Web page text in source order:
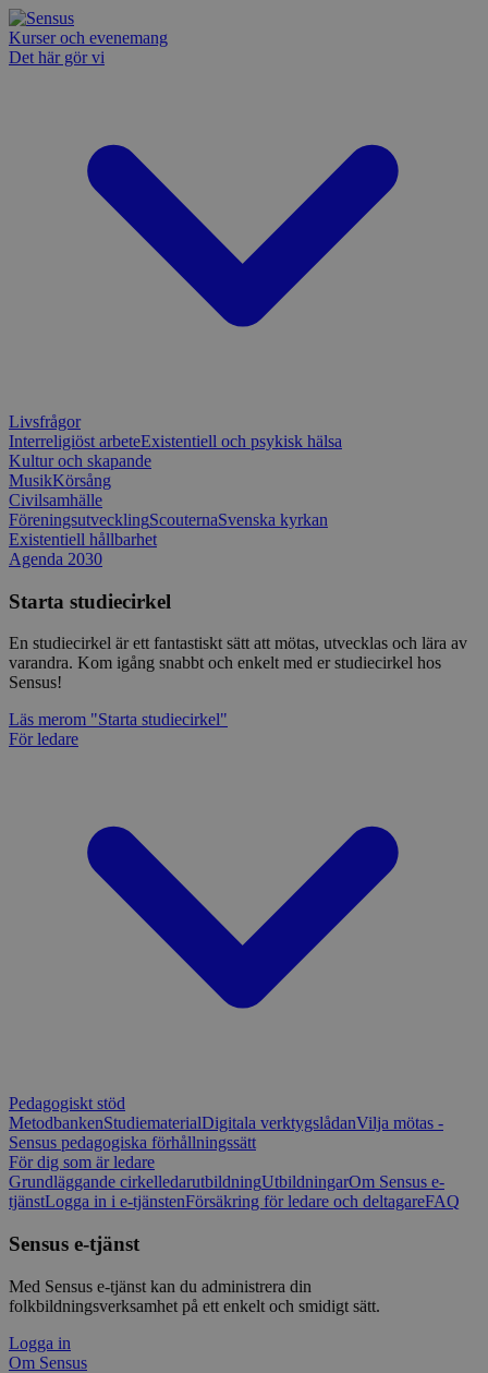
Kurser och evenemang
Det här gör vi
Livsfrågor
Interreligiöst arbeteExistentiell och psykisk hälsa
Kultur och skapande
MusikKörsång
Civilsamhälle
FöreningsutvecklingScouternaSvenska kyrkan
Existentiell hållbarhet
Agenda 2030
Starta studiecirkel
En studiecirkel är ett fantastiskt sätt att mötas, utvecklas och lära av
varandra. Kom igång snabbt och enkelt med er studiecirkel hos
Sensus!
Läs merom "Starta studiecirkel"
För ledare
Pedagogiskt stöd
MetodbankenStudiematerialDigitala verktygslådanVilja mötas -
Sensus pedagogiska förhållningssätt
För dig som är ledare
Grundläggande cirkelledarutbildningUtbildningarOm Sensus e-
tjänstLogga in i e-tjänstenFörsäkring för ledare och deltagareFAQ
Sensus e-tjänst
Med Sensus e-tjänst kan du administrera din
folkbildningsverksamhet på ett enkelt och smidigt sätt.
Logga in
Om Sensus